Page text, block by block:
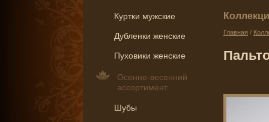
Куртки мужские
Дубленки женские
Пуховики женские
Осенне-весенний
ассортимент
Шубы
Главная /